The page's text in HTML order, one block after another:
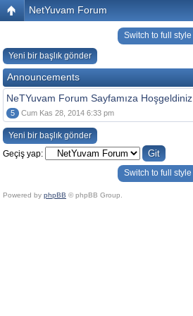
NetYuvam Forum
Switch to full style
Yeni bir başlık gönder
Announcements
NeTYuvam Forum Sayfamıza Hoşgeldiniz
5 Cum Kas 28, 2014 6:33 pm
Yeni bir başlık gönder
Geçiş yap:
Switch to full style
Powered by phpBB © phpBB Group.